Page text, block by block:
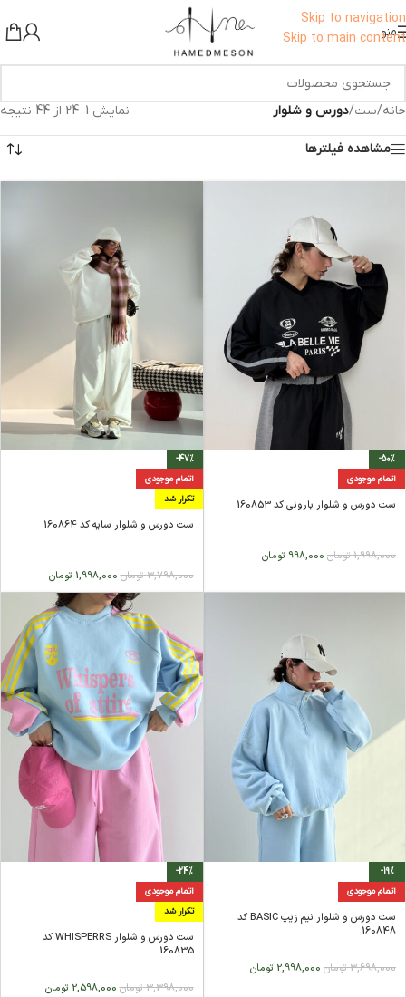
Skip to navigation
Skip to main content
برای اطلاع از تخفیف ها به کانال ما در بله بپیوندید!
منو
خانه/ست/دورس و شلوار نمایش 1–24 از 44 نتیجه
مشاهده فیلترها
-50%
اتمام موجودی
ست دورس و شلوار بارونی کد 160853
1,998,000تومان 998,000 تومان
-47%
اتمام موجودی
تکرار شد
ست دورس و شلوار سایه کد 160864
3,798,000تومان 1,998,000 تومان
-19%
اتمام موجودی
ست دورس و شلوار نیم زیپ BASIC کد
160848
3,698,000تومان 2,998,000 تومان
-24%
اتمام موجودی
تکرار شد
ست دورس و شلوار WHISPERRS کد
160835
3,398,000تومان 2,598,000 تومان